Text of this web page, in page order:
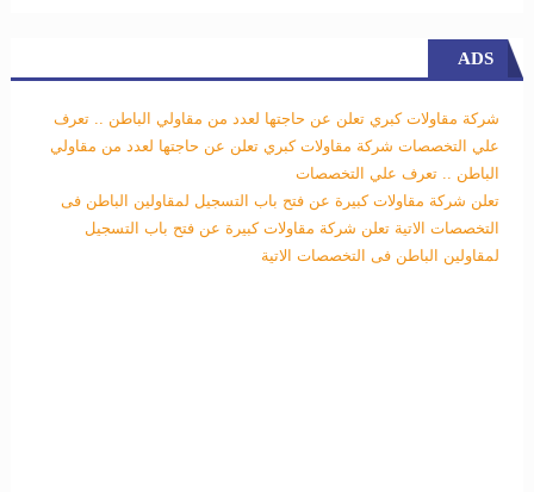
ADS
شركة مقاولات كبري تعلن عن حاجتها لعدد من مقاولي الباطن .. تعرف
علي التخصصات شركة مقاولات كبري تعلن عن حاجتها لعدد من مقاولي
الباطن .. تعرف علي التخصصات
تعلن شركة مقاولات كبيرة عن فتح باب التسجيل لمقاولين الباطن فى
التخصصات الاتية تعلن شركة مقاولات كبيرة عن فتح باب التسجيل
لمقاولين الباطن فى التخصصات الاتية